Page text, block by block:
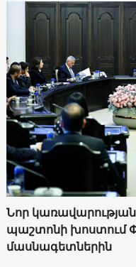
Նոր կառավարության
պաշտոնի խոստում
մասնագետներին